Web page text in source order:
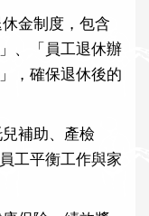
金制度，包含
、「員工退休辦
，確保退休後的
補助、產檢
工平衡工作與家